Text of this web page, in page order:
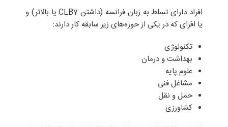
افراد دارای تسلط به زبان فرانسه (داشتن CLB7 یا بالاتر) و
یا افرای که در یکی از حوزه‌های زیر سابقه کار دارند:
تکنولوژی
بهداشت و درمان
علوم پایه
مشاغل فنی
حمل و نقل
کشاورزی